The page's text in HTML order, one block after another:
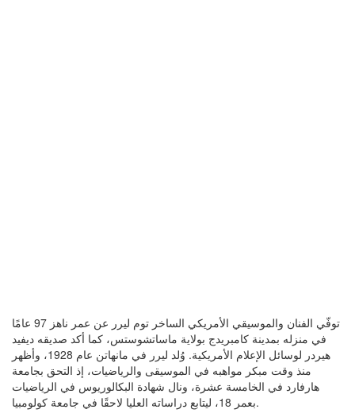
توفّي الفنان والموسيقي الأمريكي الساخر توم ليرر عن عمر ناهز 97 عامًا
في منزله بمدينة كامبريدج بولاية ماساتشوستس، كما أكد صديقه ديفيد
هيردر لوسائل الإعلام الأمريكية. وُلد ليرر في مانهاتن عام 1928، وأظهر
منذ وقت مبكر مواهبه في الموسيقى والرياضيات، إذ التحق بجامعة
هارفارد في الخامسة عشرة، ونال شهادة البكالوريوس في الرياضيات
بعمر 18، ليتابع دراساته العليا لاحقًا في جامعة كولومبيا.